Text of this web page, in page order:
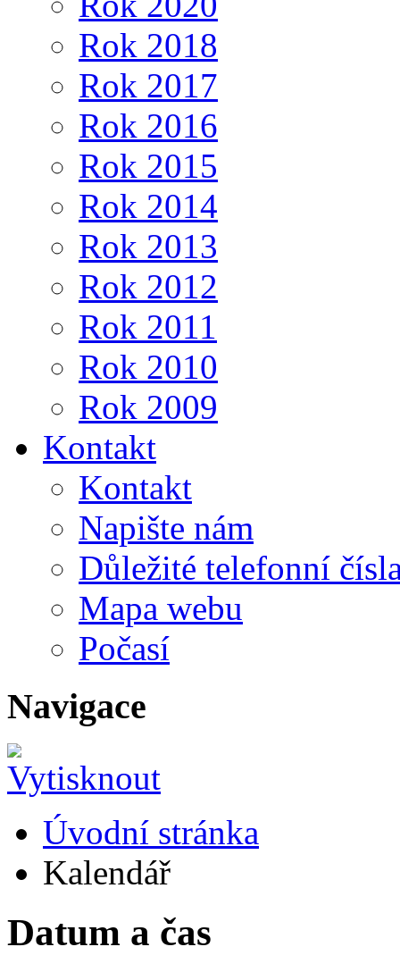
Rok 2018
Rok 2017
Rok 2016
Rok 2015
Rok 2014
Rok 2013
Rok 2012
Rok 2011
Rok 2010
Rok 2009
Kontakt
Kontakt
Napište nám
Důležité telefonní
Mapa webu
Počasí
Navigace
Úvodní stránka
Kalendář
Datum a čas